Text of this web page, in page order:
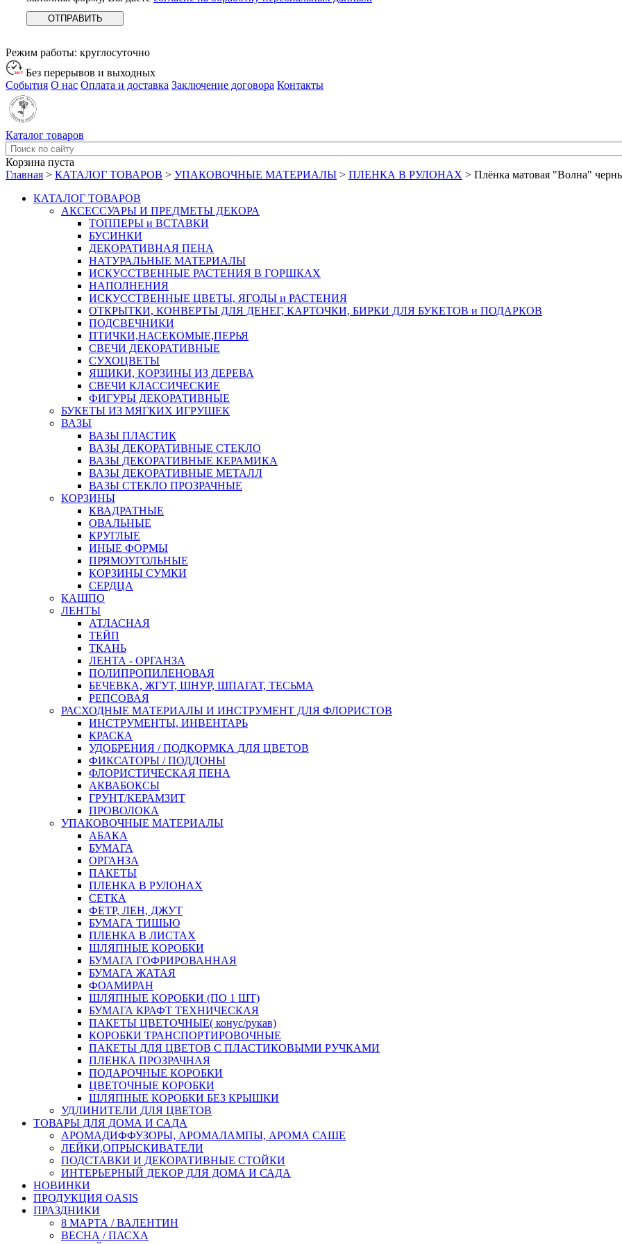
Режим работы: круглосуточно
Без перерывов и выходных
События О нас Оплата и доставка Заключение договора Контакты
Каталог товаров
Корзина пуста
Главная > КАТАЛОГ ТОВАРОВ > УПАКОВОЧНЫЕ МАТЕРИАЛЫ > ПЛЕНКА В РУЛОНАХ > Плёнка матовая "Волна"
КАТАЛОГ ТОВАРОВ
АКСЕССУАРЫ И ПРЕДМЕТЫ ДЕКОРА
ТОППЕРЫ и ВСТАВКИ
БУСИНКИ
ДЕКОРАТИВНАЯ ПЕНА
НАТУРАЛЬНЫЕ МАТЕРИАЛЫ
ИСКУССТВЕННЫЕ РАСТЕНИЯ В ГОРШКАХ
НАПОЛНЕНИЯ
ИСКУССТВЕННЫЕ ЦВЕТЫ, ЯГОДЫ и РАСТЕНИЯ
ОТКРЫТКИ, КОНВЕРТЫ ДЛЯ ДЕНЕГ, КАРТОЧКИ, БИРКИ ДЛЯ БУКЕТОВ и ПОДАРКОВ
ПОДСВЕЧНИКИ
ПТИЧКИ,НАСЕКОМЫЕ,ПЕРЬЯ
СВЕЧИ ДЕКОРАТИВНЫЕ
СУХОЦВЕТЫ
ЯЩИКИ, КОРЗИНЫ ИЗ ДЕРЕВА
СВЕЧИ КЛАССИЧЕСКИЕ
ФИГУРЫ ДЕКОРАТИВНЫЕ
БУКЕТЫ ИЗ МЯГКИХ ИГРУШЕК
ВАЗЫ
ВАЗЫ ПЛАСТИК
ВАЗЫ ДЕКОРАТИВНЫЕ СТЕКЛО
ВАЗЫ ДЕКОРАТИВНЫЕ КЕРАМИКА
ВАЗЫ ДЕКОРАТИВНЫЕ МЕТАЛЛ
ВАЗЫ СТЕКЛО ПРОЗРАЧНЫЕ
КОРЗИНЫ
КВАДРАТНЫЕ
ОВАЛЬНЫЕ
КРУГЛЫЕ
ИНЫЕ ФОРМЫ
ПРЯМОУГОЛЬНЫЕ
КОРЗИНЫ СУМКИ
СЕРДЦА
КАШПО
ЛЕНТЫ
АТЛАСНАЯ
ТЕЙП
ТКАНЬ
ЛЕНТА - ОРГАНЗА
ПОЛИПРОПИЛЕНОВАЯ
БЕЧЕВКА, ЖГУТ, ШНУР, ШПАГАТ, ТЕСЬМА
РЕПСОВАЯ
РАСХОДНЫЕ МАТЕРИАЛЫ И ИНСТРУМЕНТ ДЛЯ ФЛОРИСТОВ
ИНСТРУМЕНТЫ, ИНВЕНТАРЬ
КРАСКА
УДОБРЕНИЯ / ПОДКОРМКА ДЛЯ ЦВЕТОВ
ФИКСАТОРЫ / ПОДДОНЫ
ФЛОРИСТИЧЕСКАЯ ПЕНА
АКВАБОКСЫ
ГРУНТ/КЕРАМЗИТ
ПРОВОЛОКА
УПАКОВОЧНЫЕ МАТЕРИАЛЫ
АБАКА
БУМАГА
ОРГАНЗА
ПАКЕТЫ
ПЛЕНКА В РУЛОНАХ
СЕТКА
ФЕТР, ЛЕН, ДЖУТ
БУМАГА ТИШЬЮ
ПЛЕНКА В ЛИСТАХ
ШЛЯПНЫЕ КОРОБКИ
БУМАГА ГОФРИРОВАННАЯ
БУМАГА ЖАТАЯ
ФОАМИРАН
ШЛЯПНЫЕ КОРОБКИ (ПО 1 ШТ)
БУМАГА КРАФТ ТЕХНИЧЕСКАЯ
ПАКЕТЫ ЦВЕТОЧНЫЕ( конус/рукав)
КОРОБКИ ТРАНСПОРТИРОВОЧНЫЕ
ПАКЕТЫ ДЛЯ ЦВЕТОВ С ПЛАСТИКОВЫМИ РУЧКАМИ
ПЛЕНКА ПРОЗРАЧНАЯ
ПОДАРОЧНЫЕ КОРОБКИ
ЦВЕТОЧНЫЕ КОРОБКИ
ШЛЯПНЫЕ КОРОБКИ БЕЗ КРЫШКИ
УДЛИНИТЕЛИ ДЛЯ ЦВЕТОВ
ТОВАРЫ ДЛЯ ДОМА И САДА
АРОМАДИФФУЗОРЫ, АРОМАЛАМПЫ, АРОМА САШЕ
ЛЕЙКИ,ОПРЫСКИВАТЕЛИ
ПОДСТАВКИ И ДЕКОРАТИВНЫЕ СТОЙКИ
ИНТЕРЬЕРНЫЙ ДЕКОР ДЛЯ ДОМА И САДА
НОВИНКИ
ПРОДУКЦИЯ OASIS
ПРАЗДНИКИ
8 МАРТА / ВАЛЕНТИН
ВЕСНА / ПАСХА